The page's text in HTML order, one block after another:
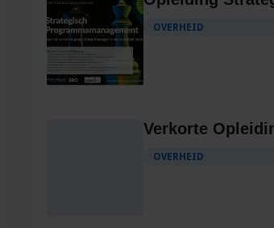
OVERHEID
Verkorte
OVERHEID